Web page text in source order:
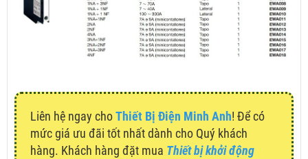
Liên hệ ngay choThiết Bị Điện Minh Anh! Để có
mức giá ưu đãi tốt nhất dành cho Quý khách
hàng. Khách hàng đặt mua Thiết bị khởi động